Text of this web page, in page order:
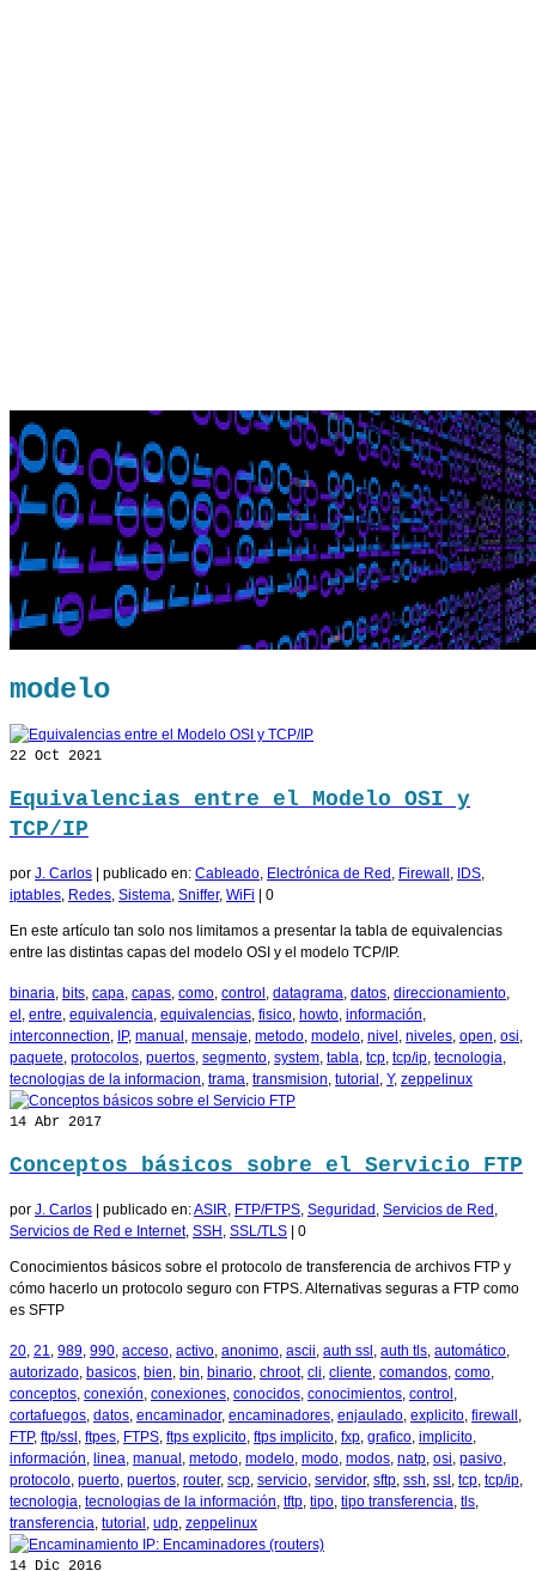
modelo
22 Oct 2021
Equivalencias entre el Modelo OSI y
TCP/IP
por J. Carlos publicado en: Cableado, Electrónica de Red , Firewall , IDS,
iptables, Redes, Sistema, Sniffer, WiFi 0
En este artículo tan solo nos limitamos a presentar la tabla de equivalencias
entre las distintas capas del modelo OSI y el modelo TCP/IP.
binaria, bits, capa, capas, como, control , datagrama, datos, direccionamiento,
el , entre, equivalencia, equivalencias, fisico, howto, información,
interconnection, IP, manual , mensaje, metodo, modelo, nivel , niveles, open, osi,
paquete, protocolos, puertos, segmento, system, tabla, tcp, tcp/ip, tecnologia,
tecnologias de la informacion, trama, transmision, tutorial , Y, zeppelinux
14 Abr 2017
Conceptos básicos sobre el Servicio FTP
por J. Carlos publicado en:ASIR, FTP/FTPS, Seguridad , Servicios de Red ,
Servicios de Red e Internet, SSH , SSL/TLS 0
Conocimientos básicos sobre el protocolo de transferencia de archivos FTP y
cómo hacerlo un protocolo seguro con FTPS. Alternativas seguras a FTP como
es SFTP
20, 21, 989, 990, acceso, activo, anonimo, ascii, auth ssl , auth tls, automático,
autorizado, basicos, bien, bin, binario, chroot, cli, cliente, comandos, como,
conceptos, conexión, conexiones, conocidos, conocimientos, control ,
cortafuegos, datos, encaminador, encaminadores, enjaulado, explicito, firewall ,
FTP, ftp/ssl , ftpes, FTPS, ftps explicito, ftps implicito, fxp, grafico, implicito,
información, linea, manual , metodo, modelo, modo, modos, natp, osi, pasivo,
protocolo, puerto, puertos, router, scp, servicio, servidor, sftp, ssh, ssl , tcp, tcp/ip,
tecnologia, tecnologias de la información, tftp, tipo, tipo transferencia, tls,
transferencia, tutorial , udp, zeppelinux
14 Dic 2016